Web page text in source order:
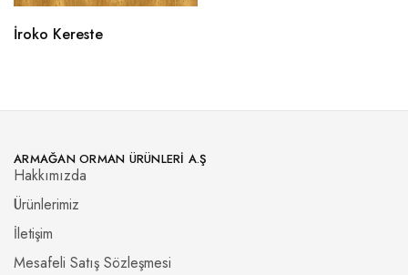
İroko Kereste
ARMAĞAN ORMAN ÜRÜNLERI A.Ş
Hakkımızda
Ürünlerimiz
İletişim
Mesafeli Satış Sözleşmesi